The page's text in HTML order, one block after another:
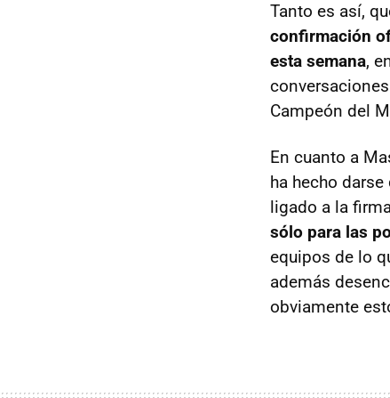
Tanto es así,
confirmación
esta semana,
Campeón del
En cuanto a
ha hecho
ligado a la
sólo para las
equipos de lo
además
obviamente